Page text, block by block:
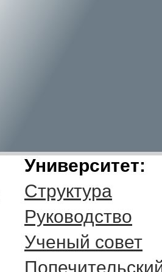
Университет:
Структура
Руководство
Ученый совет